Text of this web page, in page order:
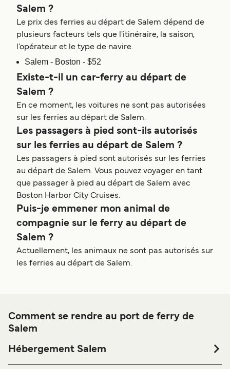
Salem ?
Le prix des ferries au départ de Salem dépend de
plusieurs facteurs tels que l'itinéraire, la saison,
l'opérateur et le type de navire.
Salem - Boston - $52
Existe-t-il un car-ferry au départ de
Salem ?
En ce moment, les voitures ne sont pas autorisées
sur les ferries au départ de Salem.
Les passagers à pied sont-ils autorisés
sur les ferries au départ de Salem ?
Les passagers à pied sont autorisés sur les ferries
au départ de Salem. Vous pouvez voyager en tant
que passager à pied au départ de Salem avec
Boston Harbor City Cruises.
Puis-je emmener mon animal de
compagnie sur le ferry au départ de
Salem ?
Actuellement, les animaux ne sont pas autorisés sur
les ferries au départ de Salem.
Comment se rendre au port de ferry de
Salem
Hébergement Salem